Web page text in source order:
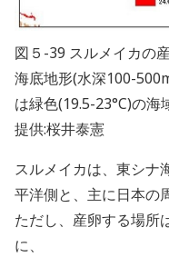
図５ -39 スルメイカの
海底地形(水深100-
は緑色(19.5-23°C)の海
提供:桜井泰憲
スルメイカは、東シナ
平洋側と、主に日本の
ただし、産卵する場所
に、